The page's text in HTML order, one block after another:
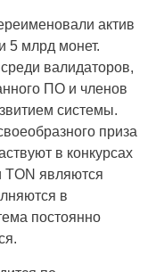
актив
5 млрд монет.
валидаторов,
ПО и членов
системы.
приза
в конкурсах
TON являются
в
постоянно